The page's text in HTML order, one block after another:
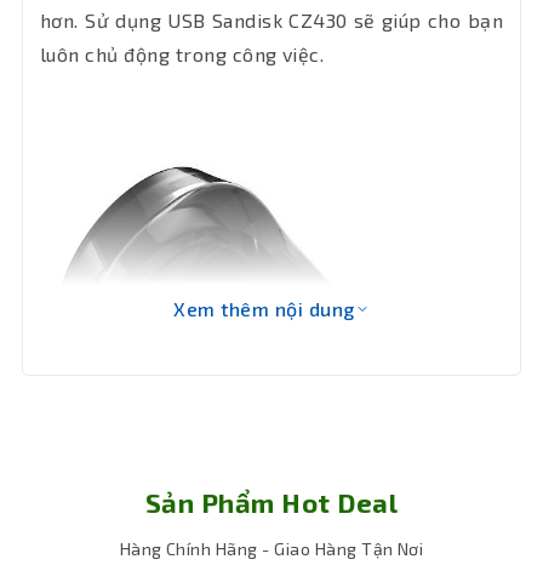
hơn. Sử dụng USB Sandisk CZ430 sẽ giúp cho bạn
luôn chủ động trong công việc.
Xem thêm nội dung
Sản Phẩm Hot Deal
Hàng Chính Hãng - Giao Hàng Tận Nơi